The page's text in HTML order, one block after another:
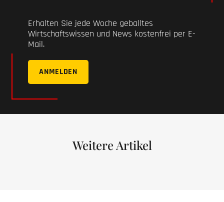
Erhalten Sie jede Woche geballtes
Wirtschaftswissen und News kostenfrei per E-
Mail.
ANMELDEN
Weitere Artikel